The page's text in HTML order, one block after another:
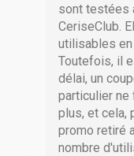
sont testées
CeriseClub.
utilisables en
Toutefois, il
délai, un
particulier ne
plus, et cela,
promo retiré
nombre